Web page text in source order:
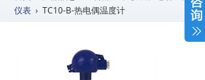
仪表 › TC10-B-热电偶温度计